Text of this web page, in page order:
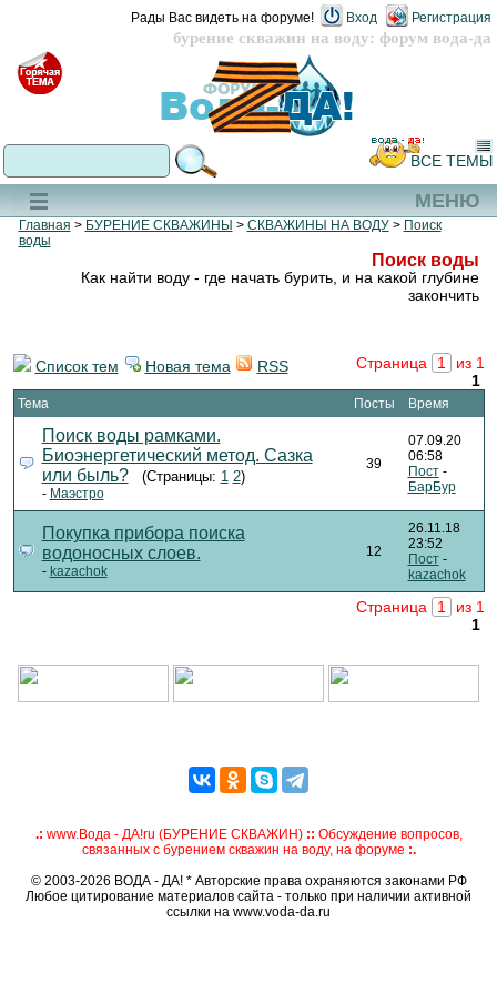
бурение скважин на воду: форум вода-да
Рады Вас видеть на форуме! Вход Регистрация
МЕНЮ
ВСЕ ТЕМЫ
Главная > БУРЕНИЕ СКВАЖИНЫ > СКВАЖИНЫ НА ВОДУ> Поиск
воды
Поиск воды
Как найти воду - где начать бурить, и на какой глубине
закончить
Страница 1
из 1
1
Список тем Новая тема RSS
Тема Посты Время
Поиск воды рамками.
Биоэнергетический метод. Сазка
или быль?
(Страницы: 1 2)
- Маэстро
39
07.09.20
06:58
Пост-
БарБур
Покупка прибора поиска
водоносных слоев.
- kazachok
12
26.11.18
23:52
Пост-
kazachok
Страница 1
из 1
1
.: www.Вода - ДА!ru (БУРЕНИЕ СКВАЖИН) :: Обсуждение вопросов,
связанных с бурением скважин на воду, на форуме :.
© 2003-2026 ВОДА - ДА! * Авторские права охраняются законами РФ
Любое цитирование материалов сайта - только при наличии активной
ссылки на www.voda-da.ru